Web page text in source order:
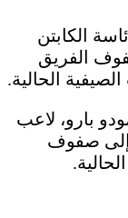
الكابتن
الفريق
الحالية.
بارو، لاعب
إلى صفوف